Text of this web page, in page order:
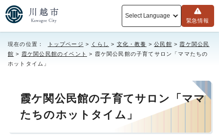
Select Language
緊急情報
現在の位置： トップページ > くらし > 文化・教養 >公民館 > 霞ケ関公民
館 > 霞ケ関公民館のイベント > 霞ケ関公民館の子育てサロン「ママたちの
ホットタイム」
霞ケ関公民館の子育てサロン「ママ
たちのホットタイム」